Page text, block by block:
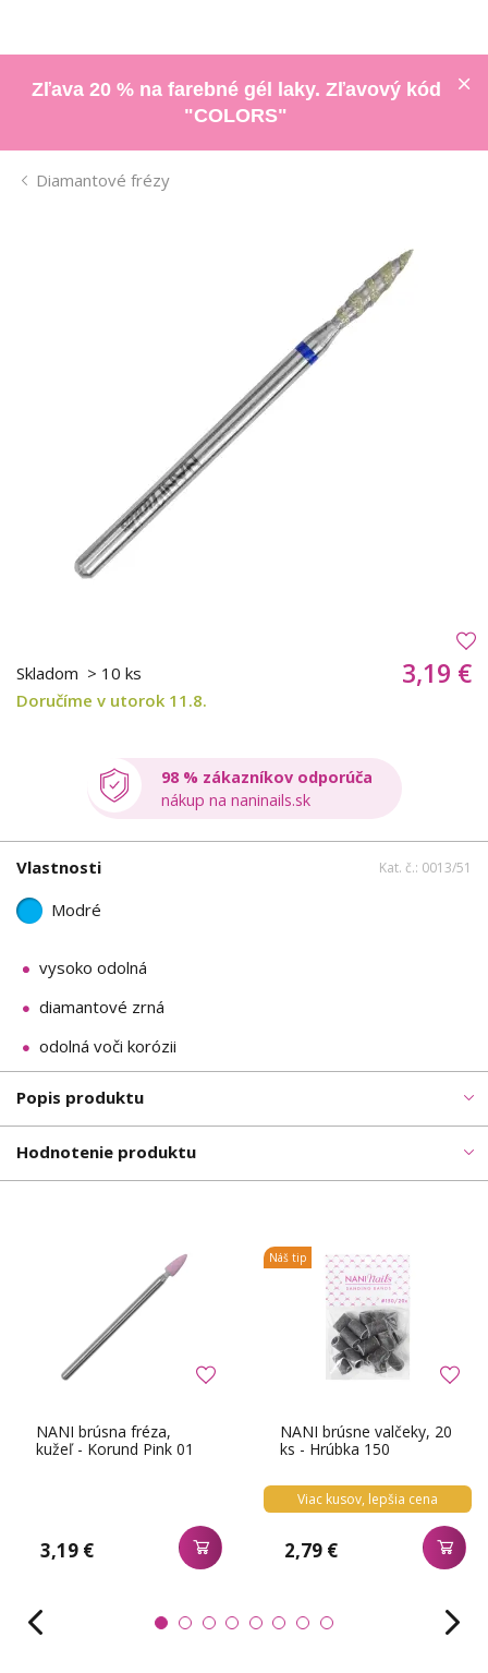
Zľava 20 % na farebné gél laky. Zľavový kód
"COLORS"
Diamantové frézy
Skladom > 10 ks
Doručíme v utorok 11.8.
3,19 €
98 % zákazníkov odporúča
nákup na naninails.sk
Vlastnosti Kat. č.: 0013/51
Modré
vysoko odolná
diamantové zrná
odolná voči korózii
Popis produktu
Hodnotenie produktu
NANI brúsna fréza,
kužeľ - Korund Pink 01
3,19 €
NANI brúsne valčeky, 20
ks - Hrúbka 150
Viac kusov, lepšia cena
2,79 €
Náš tip